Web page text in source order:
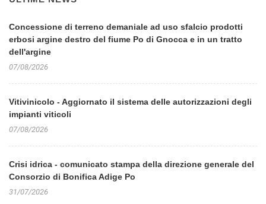
Concessione di terreno demaniale ad uso sfalcio prodotti
erbosi argine destro del fiume Po di Gnocca e in un tratto
dell'argine
07/08/2026
Vitivinicolo - Aggiornato il sistema delle autorizzazioni degli
impianti viticoli
07/08/2026
Crisi idrica - comunicato stampa della direzione generale del
Consorzio di Bonifica Adige Po
31/07/2026